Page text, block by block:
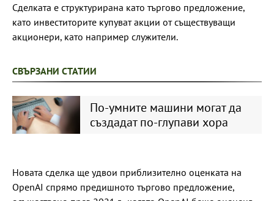
Сделката е структурирана като търгово предложение,
като инвеститорите купуват акции от съществуващи
акционери, като например служители.
СВЪРЗАНИ СТАТИИ
По-умните машини могат да
създадат по-глупави хора
Новата сделка ще удвои приблизително оценката на
OpenAI спрямо предишното търгово предложение,